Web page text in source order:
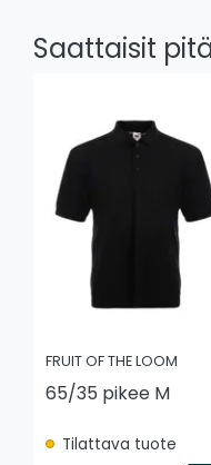
Saattaisit
FRUIT OF THE LOOM
65/35 pikee M
Tilattava tuote